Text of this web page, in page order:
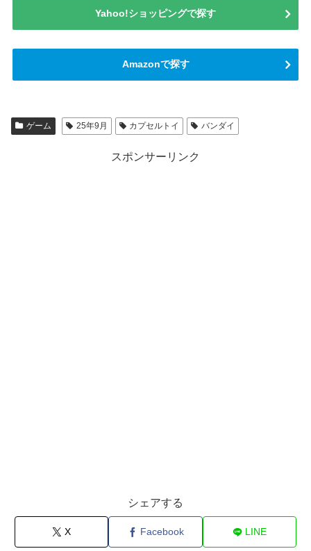
Yahoo!ショッピングで探す
Amazonで探す
ゲーム 25年9月 カプセルトイ バンダイ
スポンサーリンク
シェアする
X Facebook LINE